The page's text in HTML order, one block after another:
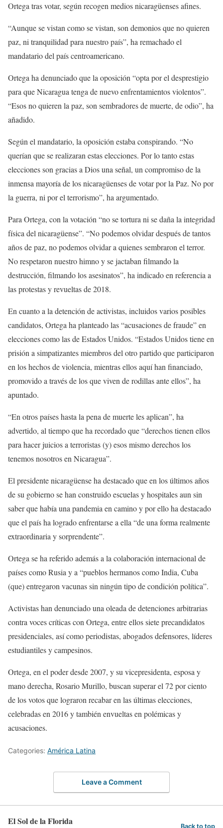
Ortega tras votar, según recogen medios nicaragüenses afines.
“Aunque se vistan como se vistan, son demonios que no quieren
paz, ni tranquilidad para nuestro país”, ha remachado el
mandatario del país centroamericano.
Ortega ha denunciado que la oposición “opta por el desprestigio
para que Nicaragua tenga de nuevo enfrentamientos violentos”.
“Esos no quieren la paz, son sembradores de muerte, de odio”, ha
añadido.
Según el mandatario, la oposición estaba conspirando. “No
querían que se realizaran estas elecciones. Por lo tanto estas
elecciones son gracias a Dios una señal, un compromiso de la
inmensa mayoría de los nicaragüenses de votar por la Paz. No por
la guerra, ni por el terrorismo”, ha argumentado.
Para Ortega, con la votación “no se tortura ni se daña la integridad
física del nicaragüense”. “No podemos olvidar después de tantos
años de paz, no podemos olvidar a quienes sembraron el terror.
No respetaron nuestro himno y se jactaban filmando la
destrucción, filmando los asesinatos”, ha indicado en referencia a
las protestas y revueltas de 2018.
En cuanto a la detención de activistas, incluidos varios posibles
candidatos, Ortega ha planteado las “acusaciones de fraude” en
elecciones como las de Estados Unidos. “Estados Unidos tiene en
prisión a simpatizantes miembros del otro partido que participaron
en los hechos de violencia, mientras ellos aquí han financiado,
promovido a través de los que viven de rodillas ante ellos”, ha
apuntado.
“En otros países hasta la pena de muerte les aplican”, ha
advertido, al tiempo que ha recordado que “derechos tienen ellos
para hacer juicios a terroristas (y) esos mismo derechos los
tenemos nosotros en Nicaragua”.
El presidente nicaragüense ha destacado que en los últimos años
de su gobierno se han construido escuelas y hospitales aun sin
saber que había una pandemia en camino y por ello ha destacado
que el país ha logrado enfrentarse a ella “de una forma realmente
extraordinaria y sorprendente”.
Ortega se ha referido además a la colaboración internacional de
países como Rusia y a “pueblos hermanos como India, Cuba
(que) entregaron vacunas sin ningún tipo de condición política”.
Activistas han denunciado una oleada de detenciones arbitrarias
contra voces críticas con Ortega, entre ellos siete precandidatos
presidenciales, así como periodistas, abogados defensores, líderes
estudiantiles y campesinos.
Ortega, en el poder desde 2007, y su vicepresidenta, esposa y
mano derecha, Rosario Murillo, buscan superar el 72 por ciento
de los votos que lograron recabar en las últimas elecciones,
celebradas en 2016 y también envueltas en polémicas y
acusaciones.
Categories: América Latina
Leave a Comment
El Sol de la Florida Back to top